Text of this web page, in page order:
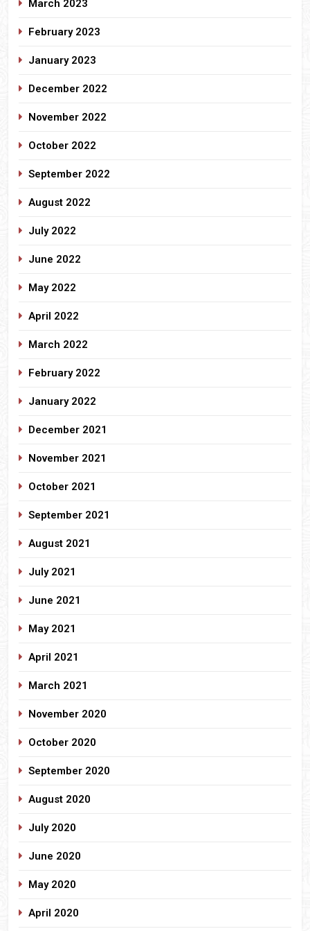
March 2023
February 2023
January 2023
December 2022
November 2022
October 2022
September 2022
August 2022
July 2022
June 2022
May 2022
April 2022
March 2022
February 2022
January 2022
December 2021
November 2021
October 2021
September 2021
August 2021
July 2021
June 2021
May 2021
April 2021
March 2021
November 2020
October 2020
September 2020
August 2020
July 2020
June 2020
May 2020
April 2020